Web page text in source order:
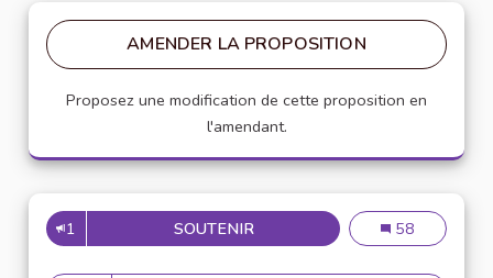
AMENDER LA PROPOSITION
Proposez une modification de cette proposition en
l'amendant.
1 SOUTENIRVEUILLEZ AU RESPECT
Veuillez au
58